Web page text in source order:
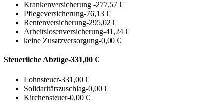
Krankenversicherung -277,57 €
Pflegeversicherung-76,13 €
Rentenversicherung-295,02 €
Arbeitslosenversicherung-41,24 €
keine Zusatzversorgung-0,00 €
Steuerliche Abzüge-331,00 €
Lohnsteuer-331,00 €
Solidaritätszuschlag-0,00 €
Kirchensteuer-0,00 €